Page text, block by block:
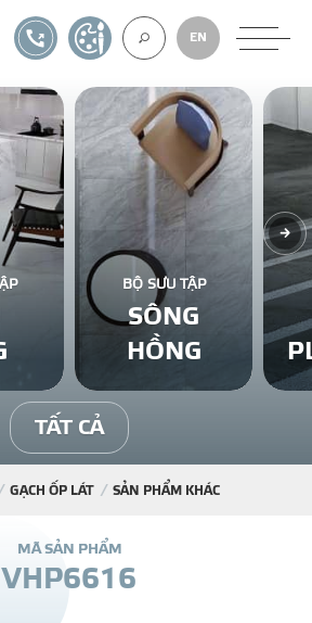
VỀ CHÚNG
GẠCH ỐP LÁT
BÊ TÔNG KHÍ
NGÓI LỢP
EN
1900561582TỰ THIẾT KẾ
BỘ SƯU TẬP
SÔNG
HỒNG
TẤT CẢ
GẠCH ỐP LÁT SẢN PHẨM KHÁC
MÃ SẢN PHẨM
VHP6616